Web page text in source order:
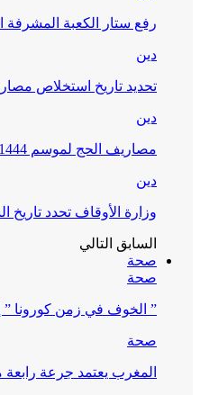
رفع ستار الكعبة المشرفة
دين
تحديد تاريخ استخلاص
دين
مصاريف الحج لموسم 1444 هـ
دين
وزارة الأوقاف تحدد تاريخ
السابق التالي
صحة
صحة
” الخوف في زمن كورونا ”
صحة
المغرب يعتمد جرعة رابعة من